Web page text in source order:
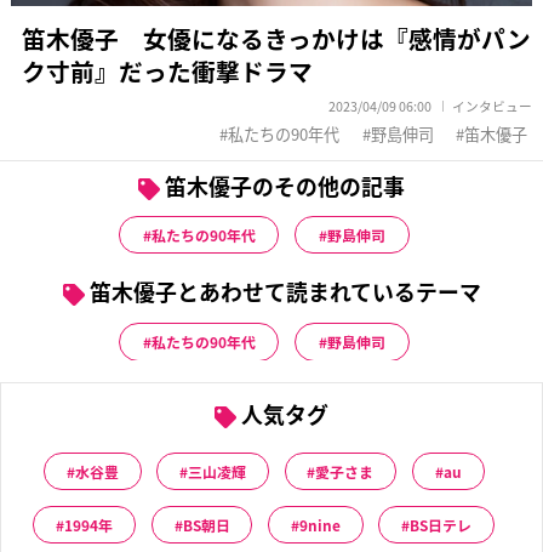
笛木優子 女優になるきっかけは『感情がパン
ク寸前』だった衝撃ドラマ
2023/04/09 06:00 インタビュー
私たちの90年代 野島伸司 笛木優子
笛木優子のその他の記事
私たちの90年代 野島伸司
笛木優子とあわせて読まれているテーマ
私たちの90年代 野島伸司
人気タグ
水谷豊 三山凌輝 愛子さま au
1994年 BS朝日 9nine BS日テレ